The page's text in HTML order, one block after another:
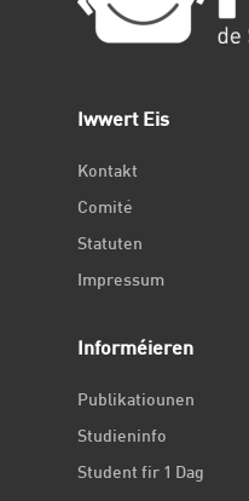
Iwwert Eis
Kontakt
Comité
Statuten
Impressum
Informéieren
Publikatiounen
Studieninfo
Student fir 1 Dag